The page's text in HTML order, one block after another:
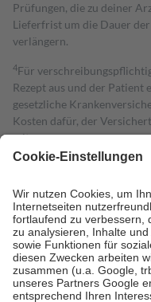
Prüfungen, die zu deiner
Lieferfrist um die Dauer
verlängern.
4Für
Rezept aus und der Patient
gesetzliche
Kosten dafür, der
mit.
Grundsätzlich leisten
höchstens zehn Euro.
Es
Kosten der Leistung zu
Diese Regeln gelten
Bei Heilmitteln und
Zuzahlung zehn Prozent
Verordnung.
Um das Engagement der